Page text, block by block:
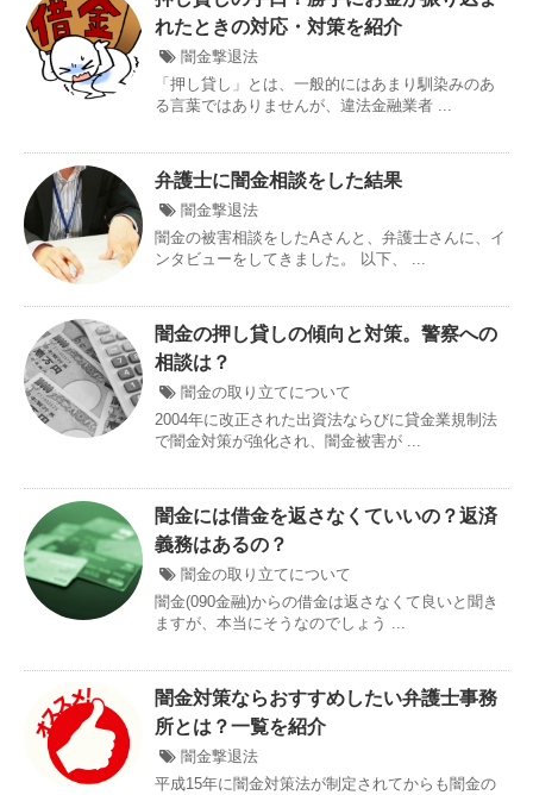
れたときの対応・対策を紹介
闇金撃退法
「押し貸し」とは、一般的にはあまり馴染みのあ
る言葉ではありませんが、違法金融業者 ...
弁護士に闇金相談をした結果
闇金撃退法
闇金の被害相談をしたAさんと、弁護士さんに、イ
ンタビューをしてきました。 以下、 ...
闇金の押し貸しの傾向と対策。警察への
相談は？
闇金の取り立てについて
2004年に改正された出資法ならびに貸金業規制法
で闇金対策が強化され、闇金被害が ...
闇金には借金を返さなくていいの？返済
義務はあるの？
闇金の取り立てについて
闇金(090金融)からの借金は返さなくて良いと聞き
ますが、本当にそうなのでしょう ...
闇金対策ならおすすめしたい弁護士事務
所とは？一覧を紹介
闇金撃退法
平成15年に闇金対策法が制定されてからも闇金の